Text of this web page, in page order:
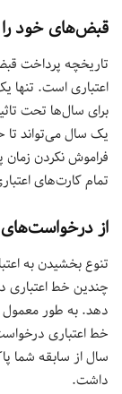
قبض‌های خود را
تاریخچه پرداخت
اعتباری است. تنها
برای سال‌ها تحت
یک سال می‌تواند تا
فراموش نکردن زمان
تمام کارت‌های
از درخواست‌های
تنوع بخشیدن به
چندین خط اعتباری
دهد. به طور معمول
خط اعتباری
سال از سابقه شما
داشت.